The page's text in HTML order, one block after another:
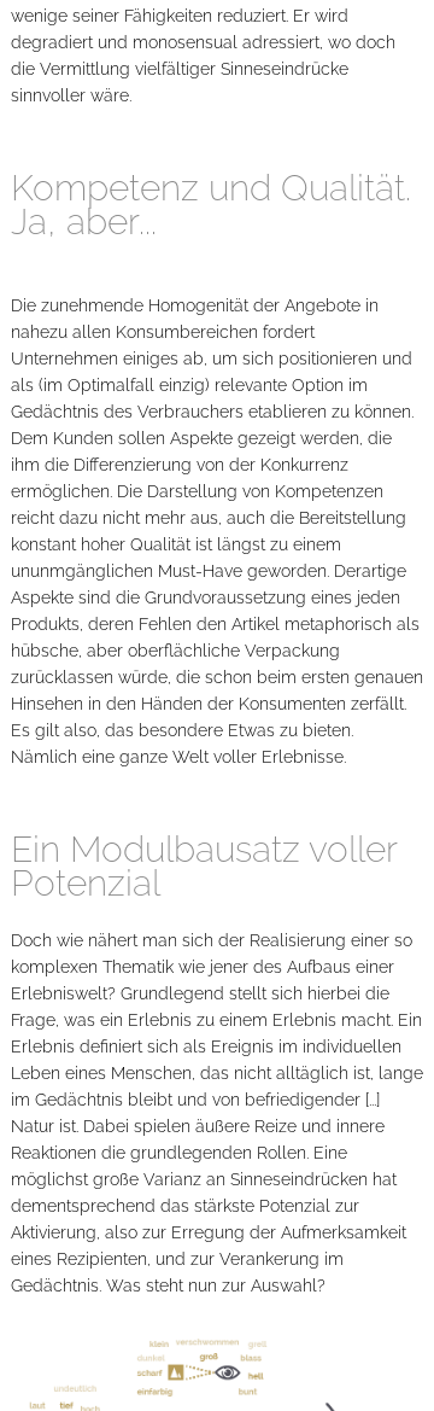
wenige seiner Fähigkeiten reduziert. Er wird
degradiert und monosensual adressiert, wo doch
die Vermittlung vielfältiger Sinneseindrücke
sinnvoller wäre.
Kompetenz und Qualität.
Ja, aber...
Die zunehmende Homogenität der Angebote in
nahezu allen Konsumbereichen fordert
Unternehmen einiges ab, um sich positionieren und
als (im Optimalfall einzig) relevante Option im
Gedächtnis des Verbrauchers etablieren zu können.
Dem Kunden sollen Aspekte gezeigt werden, die
ihm die Differenzierung von der Konkurrenz
ermöglichen. Die Darstellung von Kompetenzen
reicht dazu nicht mehr aus, auch die Bereitstellung
konstant hoher Qualität ist längst zu einem
ununmgänglichen Must-Have geworden. Derartige
Aspekte sind die Grundvoraussetzung eines jeden
Produkts, deren Fehlen den Artikel metaphorisch als
hübsche, aber oberflächliche Verpackung
zurücklassen würde, die schon beim ersten genauen
Hinsehen in den Händen der Konsumenten zerfällt.
Es gilt also, das besondere Etwas zu bieten.
Nämlich eine ganze Welt voller Erlebnisse.
Ein Modulbausatz voller
Potenzial
Doch wie nähert man sich der Realisierung einer so
komplexen Thematik wie jener des Aufbaus einer
Erlebniswelt? Grundlegend stellt sich hierbei die
Frage, was ein Erlebnis zu einem Erlebnis macht. Ein
Erlebnis definiert sich als Ereignis im individuellen
Leben eines Menschen, das nicht alltäglich ist, lange
im Gedächtnis bleibt und von befriedigender [...]
Natur ist. Dabei spielen äußere Reize und innere
Reaktionen die grundlegenden Rollen. Eine
möglichst große Varianz an Sinneseindrücken hat
dementsprechend das stärkste Potenzial zur
Aktivierung, also zur Erregung der Aufmerksamkeit
eines Rezipienten, und zur Verankerung im
Gedächtnis. Was steht nun zur Auswahl?